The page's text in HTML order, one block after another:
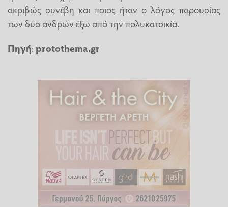
ακριβώς συνέβη και ποιος ήταν ο λόγος παρουσίας
των δύο ανδρών έξω από την πολυκατοικία.
Πηγή:protothema.gr